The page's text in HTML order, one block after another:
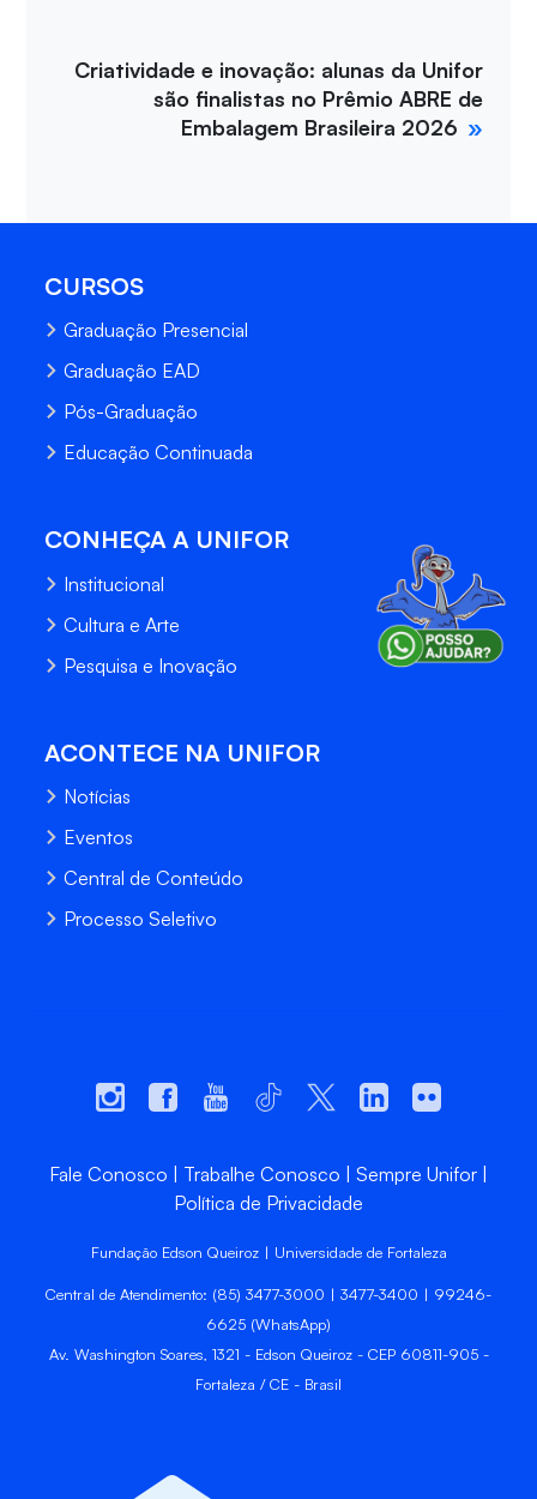
Criatividade e inovação: alunas da Unifor
são finalistas no Prêmio ABRE de
Embalagem Brasileira 2026
CURSOS
Graduação Presencial
Graduação EAD
Pós-Graduação
Educação Continuada
CONHEÇA A UNIFOR
Institucional
Cultura e Arte
Pesquisa e Inovação
ACONTECE NA UNIFOR
Notícias
Eventos
Central de Conteúdo
Processo Seletivo
Fale Conosco Trabalhe Conosco
Sempre Unifor
Política de Privacidade
Fundação Edson Queiroz | Universidade de Fortaleza
Central de Atendimento: (85) 3477-3000 | 3477-3400 | 99246-
6625 (WhatsApp)
Av. Washington Soares, 1321 - Edson Queiroz - CEP 60811-905 -
Fortaleza / CE - Brasil